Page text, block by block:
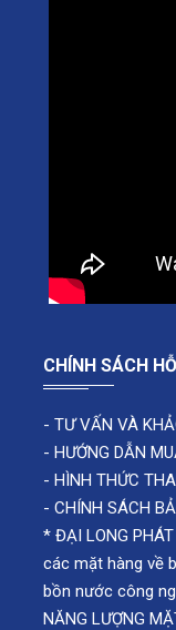
CHÍNH SÁCH
- TƯ VẤN VÀ
- HƯỚNG DẪN
- HÌNH THỨC
- CHÍNH SÁCH
* ĐẠI LONG
các mặt hàng về
bồn nước công
NĂNG LƯỢNG